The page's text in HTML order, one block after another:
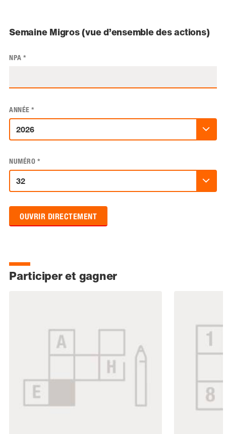
Semaine Migros (vue d’ensemble des actions)
NPA *
ANNÉE *
NUMÉRO *
OUVRIR DIRECTEMENT
Participer et gagner